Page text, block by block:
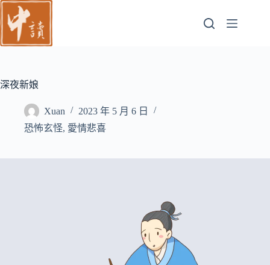
跳
至
主
容
深夜新娘
Xuan
2023 年 5 月 6 日
恐怖玄怪, 愛情悲喜